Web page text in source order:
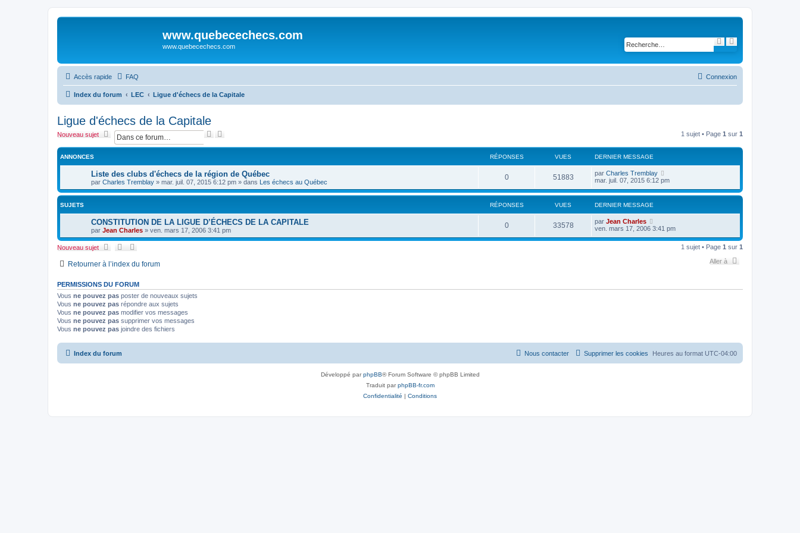
www.quebecechecs.com
www.quebecechecs.com
e
r
r
e
h
r
a
c
e
Accès rapide FAQ Connexion
Index du forum LEC Ligue d'échecs de la Capitale
Ligue d'échecs de la Capitale
Nouveau sujet
R
c
e
r
c
h
c
e
r
c
h
v
a
n
c
1 sujet • Page 1 sur 1
ANNONCES RÉPONSES VUES DERNIER MESSAGE
Liste des clubs d'échecs de la région de Québec
par Charles Tremblay » mar. juil. 07, 2015 6:12 pm » dans Les échecs au Québec
0 51883 par Charles Tremblay
mar. juil. 07, 2015 6:12 pm
SUJETS RÉPONSES VUES DERNIER MESSAGE
CONSTITUTION DE LA LIGUE D’ÉCHECS DE LA CAPITALE
par Jean Charles » ven. mars 17, 2006 3:41 pm
0 33578 par Jean Charles
ven. mars 17, 2006 3:41 pm
Nouveau sujet 1 sujet • Page 1 sur 1
Retourner à l’index du forum Aller à
PERMISSIONS DU FORUM
Vous ne pouvez pas poster de nouveaux sujets
Vous ne pouvez pas répondre aux sujets
Vous ne pouvez pas modifier vos messages
Vous ne pouvez pas supprimer vos messages
Vous ne pouvez pas joindre des fichiers
Index du forum Heures au format UTC-04:00
Supprimer les cookies
Nous contacter
Développé parphpBB® Forum Software © phpBB Limited
Traduit parphpBB-fr.com
Confidentialité | Conditions